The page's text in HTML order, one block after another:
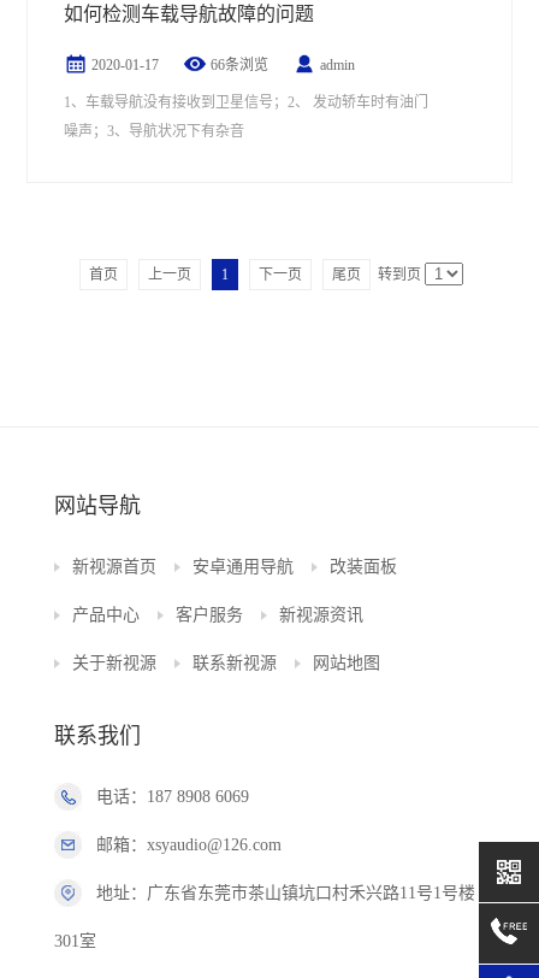
如何检测车载导航故障的问题
2020-01-17 66条浏览 admin
1、车载导航没有接收到卫星信号；2、 发动轿车时有油门
噪声；3、导航状况下有杂音
首页 上一页 1 下一页 尾页 转到页
网站导航
新视源首页 安卓通用导航 改装面板
产品中心 客户服务 新视源资讯
关于新视源 联系新视源 网站地图
联系我们
电话：187 8908 6069
邮箱：xsyaudio@126.com
地址：广东省东莞市茶山镇坑口村禾兴路11号1号楼
301室